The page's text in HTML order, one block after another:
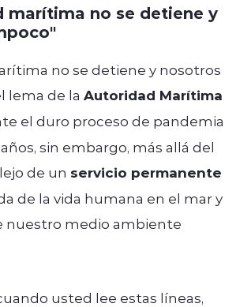
marítima no se detiene y
no se detiene y nosotros
lema de la Autoridad Marítima
el duro proceso de pandemia
sin embargo, más allá del
de un servicio permanente
de la vida humana en el mar y
nuestro medio ambiente
usted lee estas líneas,